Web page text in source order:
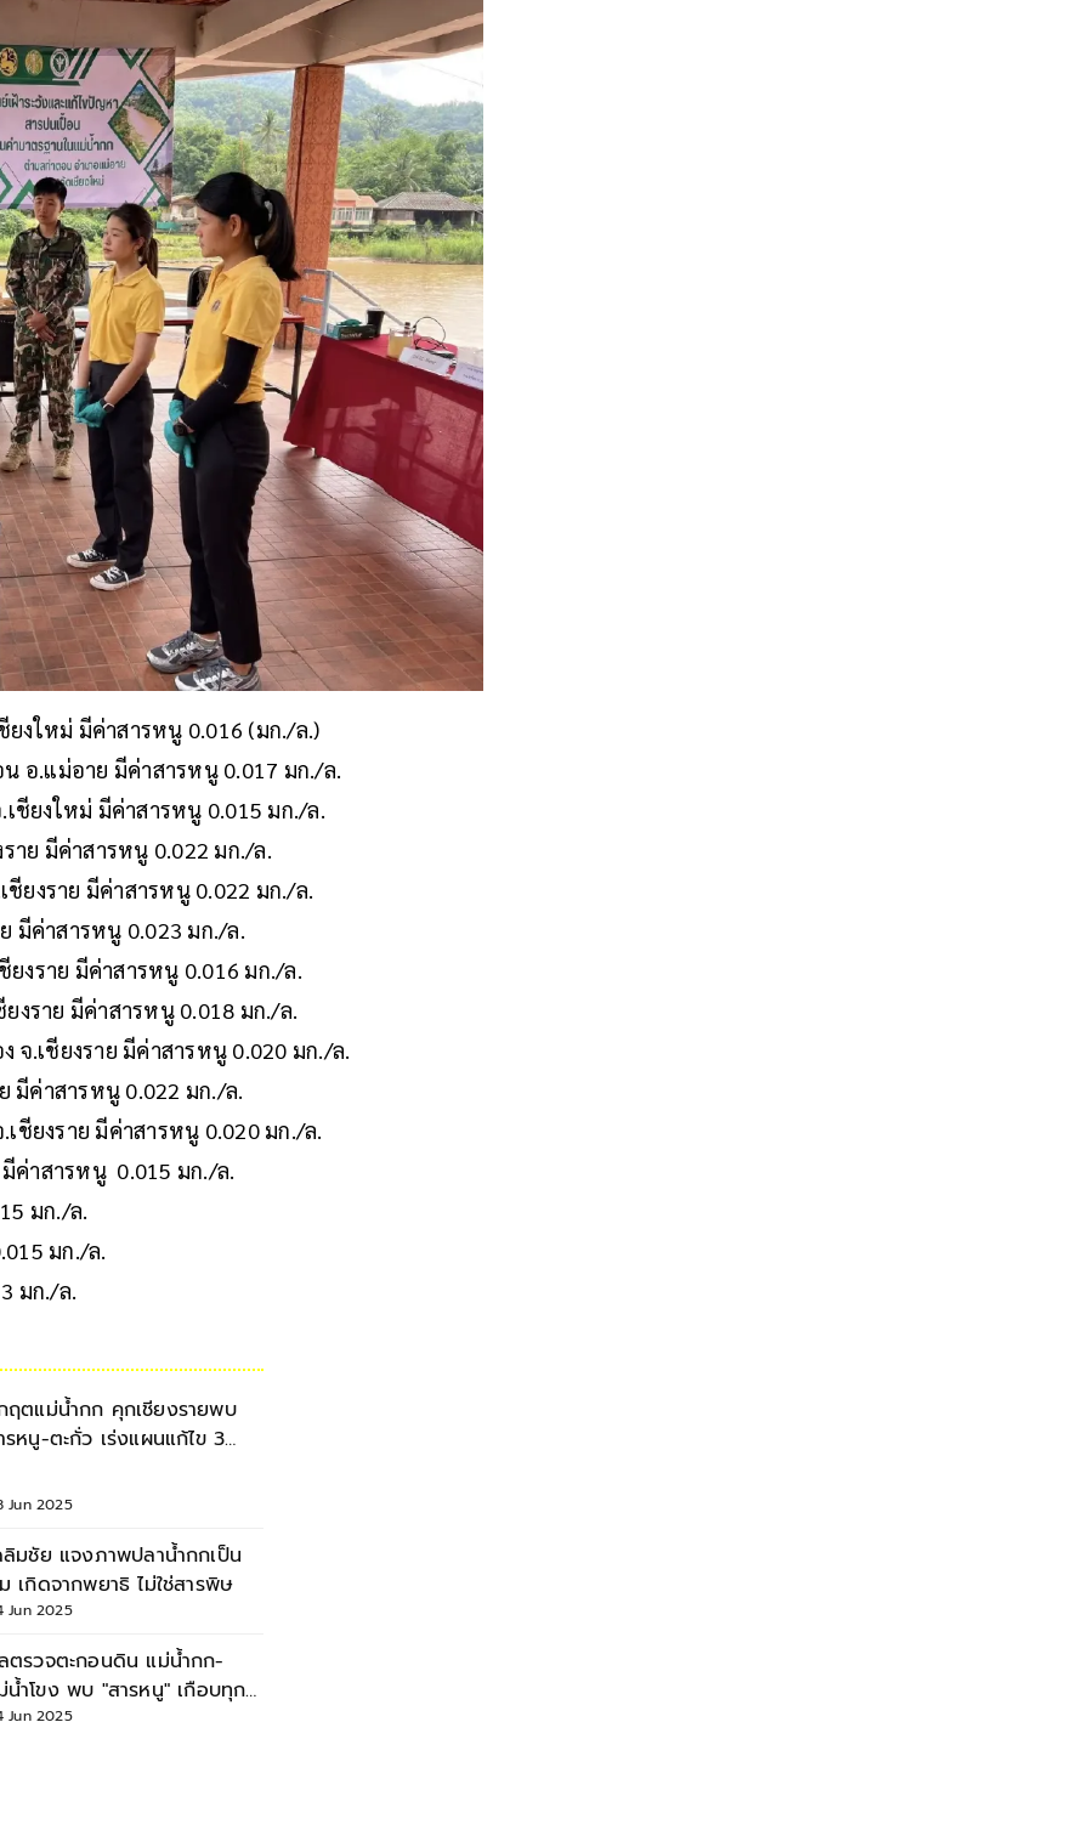
งใหม่ มีค่าสารหนู 0.016 (มก./ล.)
อ.แม่อาย มีค่าสารหนู 0.017 มก./ล.
ชียงใหม่ มีค่าสารหนู 0.015 มก./ล.
าย มีค่าสารหนู 0.022 มก./ล.
ยงราย มีค่าสารหนู 0.022 มก./ล.
มีค่าสารหนู 0.023 มก./ล.
ยงราย มีค่าสารหนู 0.016 มก./ล.
งราย มีค่าสารหนู 0.018 มก./ล.
จ.เชียงราย มีค่าสารหนู 0.020 มก./ล.
ย มีค่าสารหนู 0.022 มก./ล.
เชียงราย มีค่าสารหนู 0.020 มก./ล.
ค่าสารหนู 0.015 มก./ล.
มก./ล.
มก./ล.
มก./ล.
ฤตแม่น้ำกก คุกเชียงรายพบ
รหนู-ตะกั่ว เร่งแผนแก้ไข 3
Jun 2025
ลิมชัย แจงภาพปลาน้ำกกเป็น
ตุ่ม เกิดจากพยาธิ ไม่ใช่สารพิษ
Jun 2025
ตรวจตะกอนดิน แม่น้ำกก-
น้ำโขง พบ "สารหนู" เกือบทุก
Jun 2025